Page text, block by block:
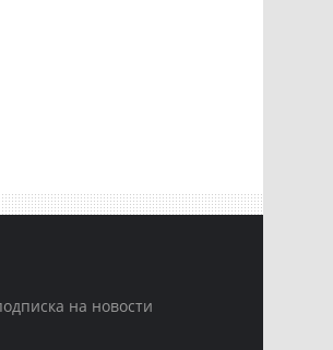
на новости